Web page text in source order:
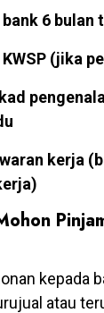
6 bulan
(jika
kerja
kepada
atau